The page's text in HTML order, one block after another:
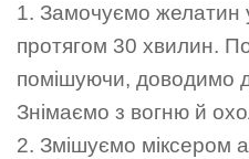
1. Замочуємо желатин
протягом 30 хвилин.
помішуючи, доводимо
Знімаємо з вогню й
2. Змішуємо міксером